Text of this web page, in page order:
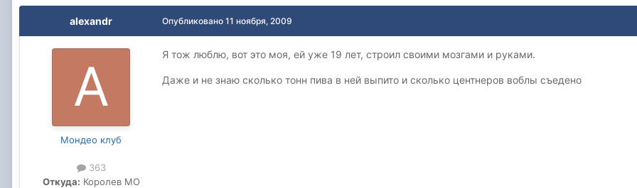
alexandr
Мондео клуб
363
Откуда: Королев МО
Опубликовано 11 ноября, 2009
Я тож люблю, вот это моя, ей уже 19 лет, строил своими мозгами и руками.
Даже и не знаю сколько тонн пива в ней выпито и сколько центнеров воблы съедено